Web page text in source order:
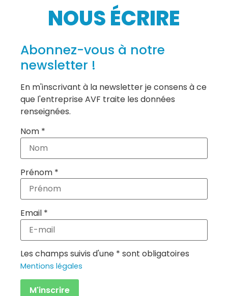
NOUS ÉCRIRE
Abonnez-vous à notre
newsletter !
En m'inscrivant à la newsletter je consens à ce
que l'entreprise AVF traite les données
renseignées.
Nom *
Prénom *
Email *
Les champs suivis d'une * sont obligatoires
Mentions légales